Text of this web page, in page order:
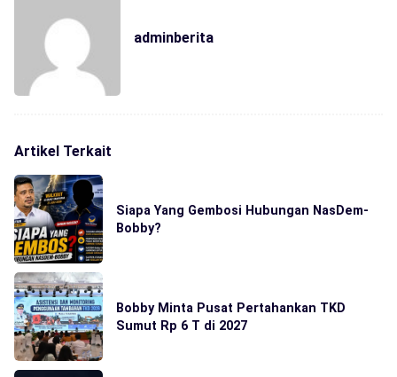
adminberita
Artikel Terkait
Siapa Yang Gembosi Hubungan NasDem-
Bobby?
Bobby Minta Pusat Pertahankan TKD
Sumut Rp 6 T di 2027